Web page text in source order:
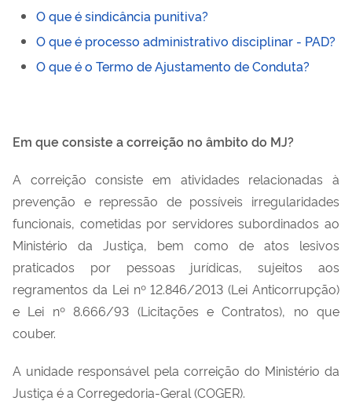
O que é sindicância punitiva?
O que é processo administrativo disciplinar - PAD?
O que é o Termo de Ajustamento de Conduta?
Em que consiste a correição no âmbito do MJ?
A correição consiste em atividades relacionadas à
prevenção e repressão de possíveis irregularidades
funcionais, cometidas por servidores subordinados ao
Ministério da Justiça, bem como de atos lesivos
praticados por pessoas jurídicas, sujeitos aos
regramentos da Lei nº 12.846/2013 (Lei Anticorrupção)
e Lei nº 8.666/93 (Licitações e Contratos), no que
couber.
A unidade responsável pela correição do Ministério da
Justiça é a Corregedoria-Geral (COGER).